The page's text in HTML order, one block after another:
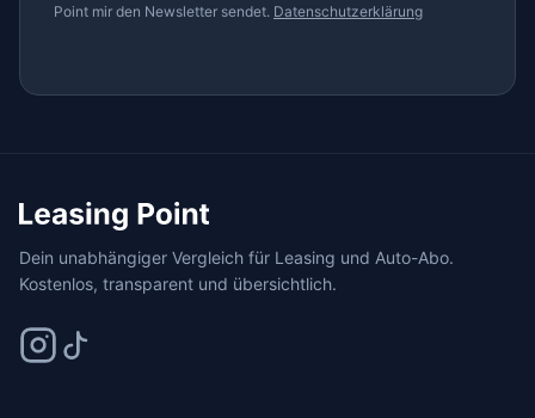
Point mir den Newsletter sendet. Datenschutzerklärung
Dein unabhängiger Vergleich für Leasing und Auto-Abo.
Kostenlos, transparent und übersichtlich.